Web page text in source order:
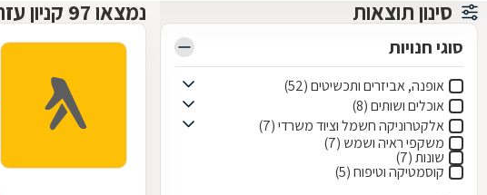
סינון תוצאות
סוגי חנויות
אופנה, אביזרים ותכשיטים (52)
אוכלים ושותים (8)
אלקטרוניקה חשמל וציוד משרדי (7)
משקפי ראיה ושמש (7)
שונות (7)
קוסמטיקה וטיפוח (5)
נמצאו 97 קניון עזריאלי הנגב - באר שבע